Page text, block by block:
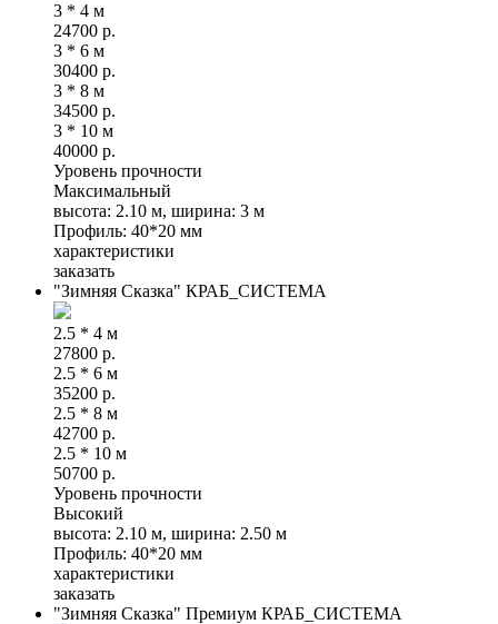
3 * 4 м
24700 р.
3 * 6 м
30400 р.
3 * 8 м
34500 р.
3 * 10 м
40000 р.
Уровень прочности
Максимальный
высота: 2.10 м, ширина: 3 м
Профиль: 40*20 мм
характеристики
заказать
"Зимняя Сказка" КРАБ_СИСТЕМА
2.5 * 4 м
27800 р.
2.5 * 6 м
35200 р.
2.5 * 8 м
42700 р.
2.5 * 10 м
50700 р.
Уровень прочности
Высокий
высота: 2.10 м, ширина: 2.50 м
Профиль: 40*20 мм
характеристики
заказать
"Зимняя Сказка" Премиум КРАБ_СИСТЕМА